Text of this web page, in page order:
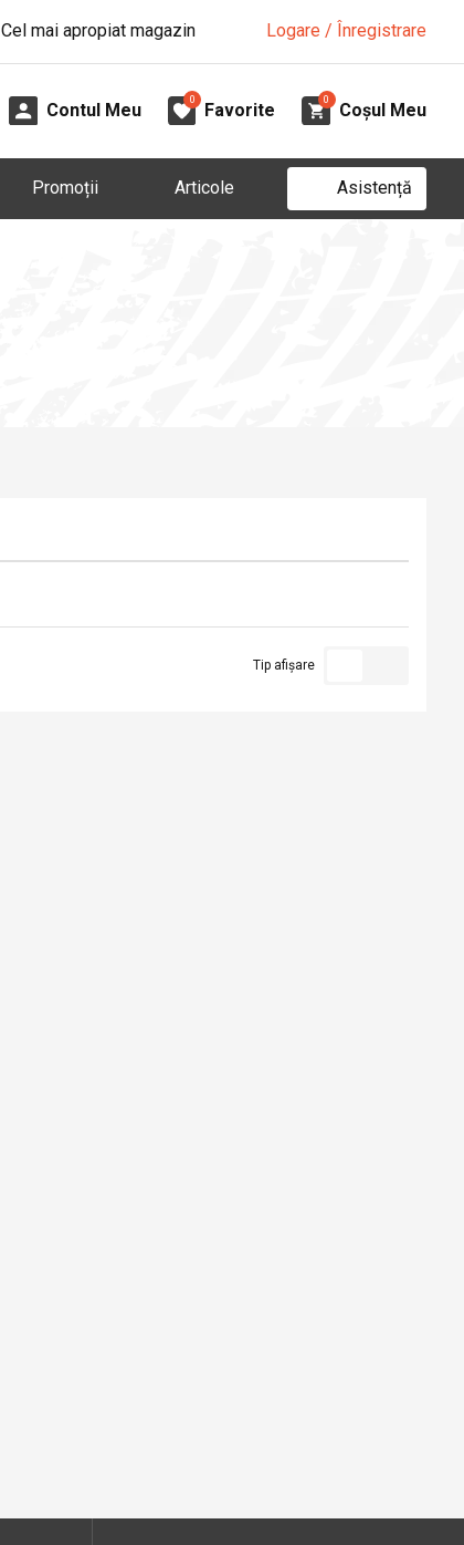
Cel mai apropiat magazin Logare / Înregistrare
Contul Meu
0
Favorite
0
Coșul Meu
Promoții Articole Asistență
Tip afișare